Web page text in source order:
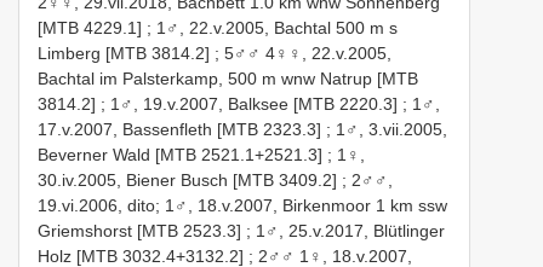
[MTB 4229.1] ; 1♂, 22.v.2005, Bachtal 500 m s
Limberg [MTB 3814.2] ; 5♂♂ 4♀♀, 22.v.2005,
Bachtal im Palsterkamp, 500 m wnw Natrup [MTB
3814.2] ; 1♂, 19.v.2007, Balksee [MTB 2220.3] ; 1♂,
17.v.2007, Bassenfleth [MTB 2323.3] ; 1♂, 3.vii.2005,
Beverner Wald [MTB 2521.1+2521.3] ; 1♀,
30.iv.2005, Biener Busch [MTB 3409.2] ; 2♂♂,
19.vi.2006, dito; 1♂, 18.v.2007, Birkenmoor 1 km ssw
Griemshorst [MTB 2523.3] ; 1♂, 25.v.2017, Blütlinger
Holz [MTB 3032.4+3132.2] ; 2♂♂ 1♀, 18.v.2007,